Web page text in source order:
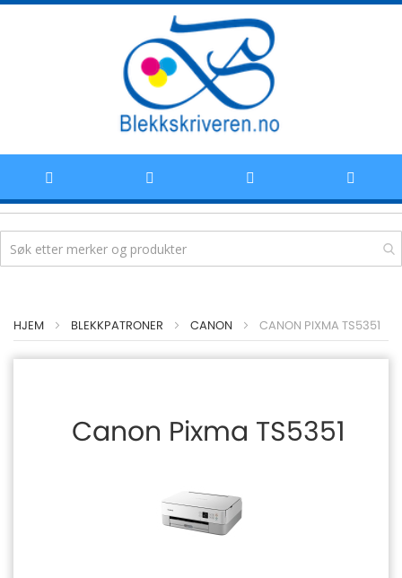
til
HJEM BLEKKPATRONER CANON CANON PIXMA TS5351
Canon Pixma TS5351